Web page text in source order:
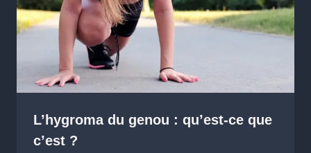
L’hygroma du genou : qu’est-ce que
c’est ?